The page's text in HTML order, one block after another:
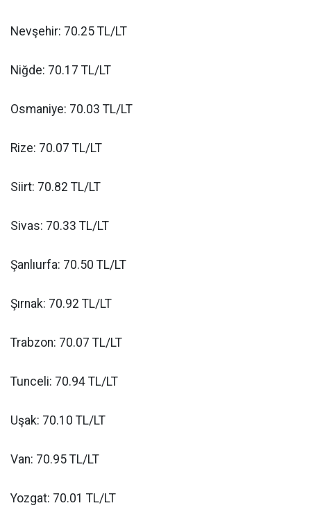
Nevşehir: 70.25 TL/LT
Niğde: 70.17 TL/LT
Osmaniye: 70.03 TL/LT
Rize: 70.07 TL/LT
Siirt: 70.82 TL/LT
Sivas: 70.33 TL/LT
Şanlıurfa: 70.50 TL/LT
Şırnak: 70.92 TL/LT
Trabzon: 70.07 TL/LT
Tunceli: 70.94 TL/LT
Uşak: 70.10 TL/LT
Van: 70.95 TL/LT
Yozgat: 70.01 TL/LT